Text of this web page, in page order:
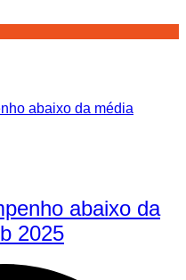
abaixo da
2025